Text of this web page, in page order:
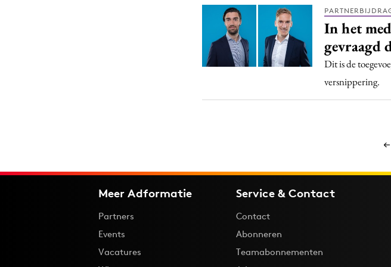
Gedragsverandering
Influencer marketing
Interne communicatie
In het
gevraagd
Dit is de
versnippering.
Meer Adformatie
Partners
Events
Vacatures
Service & Contact
Contact
Abonneren
Teamabonnementen